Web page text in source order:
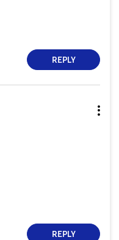
REPLY
REPLY